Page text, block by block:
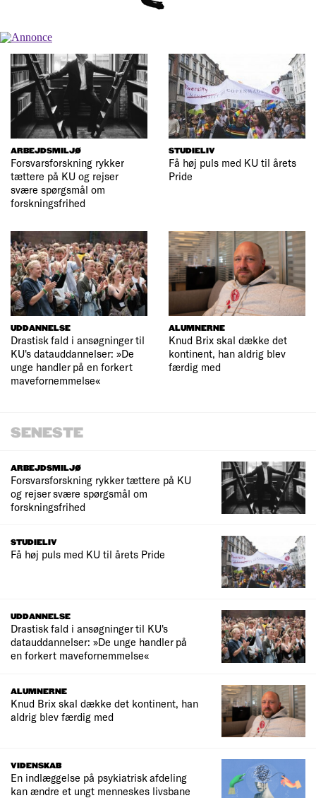
ARBEJDSMILJØ
Forsvarsforskning rykker
tættere på KU og rejser
svære spørgsmål om
forskningsfrihed
STUDIELIV
Få høj puls med KU til årets
Pride
UDDANNELSE
Drastisk fald i ansøgninger til
KU's datauddannelser: »De
unge handler på en forkert
mavefornemmelse«
ALUMNERNE
Knud Brix skal dække det
kontinent, han aldrig blev
færdig med
SENESTE
ARBEJDSMILJØ
Forsvarsforskning rykker tættere på KU
og rejser svære spørgsmål om
forskningsfrihed
STUDIELIV
Få høj puls med KU til årets Pride
UDDANNELSE
Drastisk fald i ansøgninger til KU's
datauddannelser: »De unge handler på
en forkert mavefornemmelse«
ALUMNERNE
Knud Brix skal dække det kontinent, han
aldrig blev færdig med
VIDENSKAB
En indlæggelse på psykiatrisk afdeling
kan ændre et ungt menneskes livsbane